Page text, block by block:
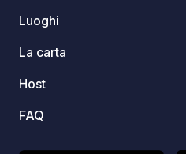
Luoghi
La carta
Host
FAQ